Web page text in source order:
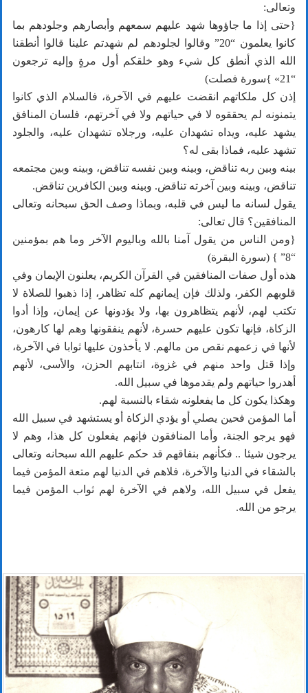
وتعالى:
{حتى إذا ما جاؤوها شهد عليهم سمعهم وأبصارهم وجلودهم بما
كانوا يعلمون “20” وقالوا لجلودهم لم شهدتم علينا قالوا أنطقنا
الله الذي أنطق كل شيء وهو خلقكم أول مرةٍ وإليه ترجعون
“21» }سورة فصلت)
إذن كل ملكاتهم انقضت عليهم في الآخرة، فالسلام الذي كانوا
يتمنونه لم يحققوه لا في حياتهم ولا في آخرتهم، فلسان المنافق
يشهد عليه، ويداه تشهدان عليه، ورجلاه تشهدان عليه، والجلود
تشهد عليه، فماذا بقى له؟
بينه وبين ربه تناقض، وبينه وبين نفسه تناقض، وبينه وبين مجتمعه
تناقض، وبينه وبين آخرته تناقض. وبينه وبين الكافرين تناقض.
يقول لسانه ما ليس في قلبه، وبماذا وصف الحق سبحانه وتعالى
المنافقين؟ قال تعالى:
{ومن الناس من يقول آمنا بالله وباليوم الآخر وما هم بمؤمنين
“8” } (سورة البقرة)
هذه أول صفات المنافقين في القرآن الكريم، يعلنون الإيمان وفي
قلوبهم الكفر، ولذلك فإن إيمانهم كله تظاهر، إذا ذهبوا للصلاة لا
تكتب لهم، لأنهم يتظاهرون بها، ولا يؤدونها عن إيمان، وإذا أدوا
الزكاة، فإنها تكون عليهم حسرة، لأنهم ينفقونها وهم لها كارهون،
لأنها في زعمهم نقص من مالهم. لا يأخذون عليها ثوابا في الآخرة،
وإذا قتل واحد منهم في غزوة، انتابهم الحزن، والأسى، لأنهم
أهدروا حياتهم ولم يقدموها في سبيل الله.
وهكذا يكون كل ما يفعلونه شقاء بالنسبة لهم.
أما المؤمن فحين يصلي أو يؤدي الزكاة أو يستشهد في سبيل الله
فهو يرجو الجنة، وأما المنافقون فإنهم يفعلون كل هذا، وهم لا
يرجون شيئا .. فكأنهم بنفاقهم قد حكم عليهم الله سبحانه وتعالى
بالشقاء في الدنيا والآخرة، فلاهم في الدنيا لهم متعة المؤمن فيما
يفعل في سبيل الله، ولاهم في الآخرة لهم ثواب المؤمن فيما
يرجو من الله.